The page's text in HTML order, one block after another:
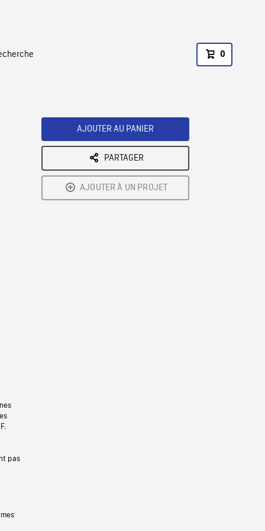
0
pas
AJOUTER AU PANIER
PARTAGER
AJOUTER À UN PROJET